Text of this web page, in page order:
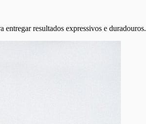
resultados expressivos e duradouros.